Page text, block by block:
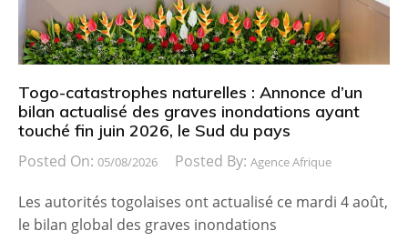
Togo-catastrophes naturelles : Annonce d’un
bilan actualisé des graves inondations ayant
touché fin juin 2026, le Sud du pays
Posted On: 05/08/2026 Posted By: Agence Afrique
Les autorités togolaises ont actualisé ce mardi 4 août,
le bilan global des graves inondations